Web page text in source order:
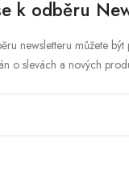
k odběru
newsletteru můžete
o slevách a nových